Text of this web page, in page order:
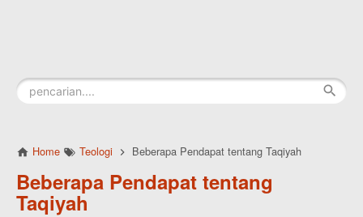
Home Teologi Beberapa Pendapat tentang Taqiyah
Beberapa Pendapat tentang
Taqiyah